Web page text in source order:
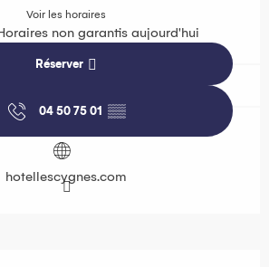
Voir les horaires
non garantis aujourd'hui
Réserver
04 50 75 01 ▒▒
hotellescygnes.com